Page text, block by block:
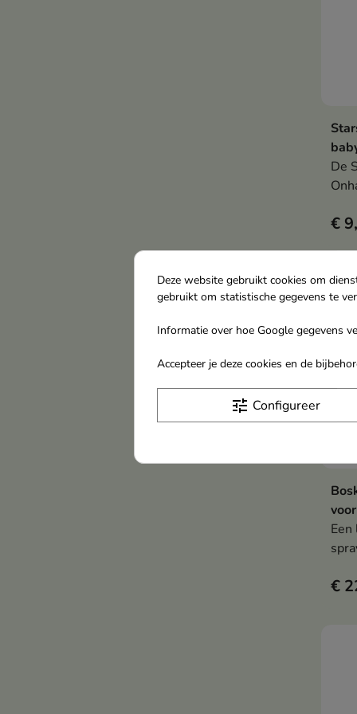
De
€
€
Deze website gebruikt cookies om
gebruikt om statistische gegevens te
Informatie over hoe Google gegevens
Accepteer je deze cookies en de
tune Configureer